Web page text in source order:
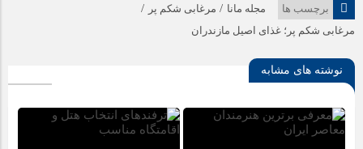
برچسب ها مجله مانا / مرغابی شکم پر /
مرغابی شکم پر؛ غذای اصیل مازندران
نوشته های مشابه